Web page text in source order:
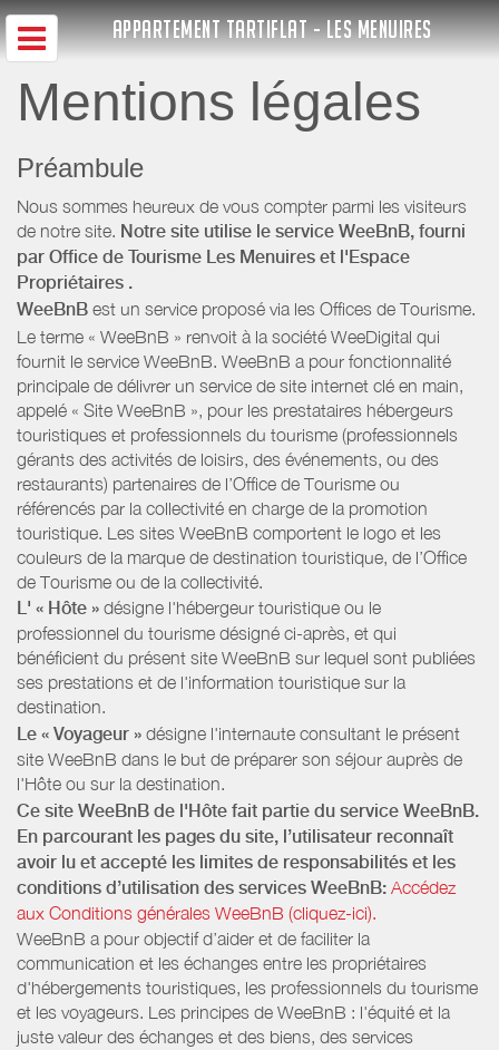
APPARTEMENT TARTIFLAT - LES MENUIRES
Mentions légales
Préambule
Nous sommes heureux de vous compter parmi les visiteurs
de notre site. Notre site utilise le service WeeBnB, fourni
par Office de Tourisme Les Menuires et l'Espace
Propriétaires .
WeeBnB est un service proposé via les Offices de Tourisme.
Le terme « WeeBnB » renvoit à la société WeeDigital qui
fournit le service WeeBnB. WeeBnB a pour fonctionnalité
principale de délivrer un service de site internet clé en main,
appelé « Site WeeBnB », pour les prestataires hébergeurs
touristiques et professionnels du tourisme (professionnels
gérants des activités de loisirs, des événements, ou des
restaurants) partenaires de l’Office de Tourisme ou
référencés par la collectivité en charge de la promotion
touristique. Les sites WeeBnB comportent le logo et les
couleurs de la marque de destination touristique, de l’Office
de Tourisme ou de la collectivité.
L' « Hôte » désigne l'hébergeur touristique ou le
professionnel du tourisme désigné ci-après, et qui
bénéficient du présent site WeeBnB sur lequel sont publiées
ses prestations et de l'information touristique sur la
destination.
Le « Voyageur » désigne l'internaute consultant le présent
site WeeBnB dans le but de préparer son séjour auprès de
l'Hôte ou sur la destination.
Ce site WeeBnB de l'Hôte fait partie du service WeeBnB.
En parcourant les pages du site, l’utilisateur reconnaît
avoir lu et accepté les limites de responsabilités et les
conditions d’utilisation des services WeeBnB: Accédez
aux Conditions générales WeeBnB (cliquez-ici).
WeeBnB a pour objectif d’aider et de faciliter la
communication et les échanges entre les propriétaires
d'hébergements touristiques, les professionnels du tourisme
et les voyageurs. Les principes de WeeBnB : l'équité et la
juste valeur des échanges et des biens, des services